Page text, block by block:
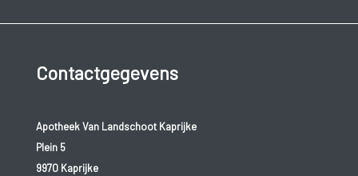
Contactgegevens
Apotheek Van Landschoot Kaprijke
Plein 5
9970 Kaprijke